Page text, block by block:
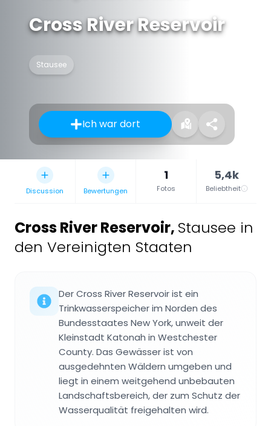
Cross River Reservoir
Stausee
Ich war dort
Discussion Bewertungen
1
Fotos
5,4k
Beliebtheit
Cross River Reservoir, Stausee in
den Vereinigten Staaten
Der Cross River Reservoir ist ein
Trinkwasserspeicher im Norden des
Bundesstaates New York, unweit der
Kleinstadt Katonah in Westchester
County. Das Gewässer ist von
ausgedehnten Wäldern umgeben und
liegt in einem weitgehend unbebauten
Landschaftsbereich, der zum Schutz der
Wasserqualität freigehalten wird.